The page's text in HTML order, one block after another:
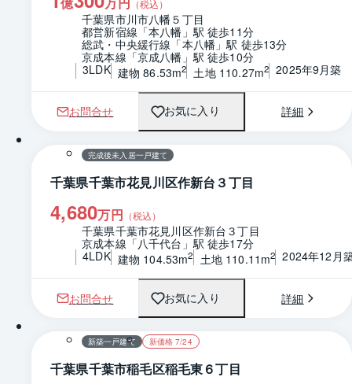
（税込）
千葉県市川市八幡５丁目
都営新宿線「本八幡」駅 徒歩11分
総武・中央緩行線「本八幡」駅 徒歩13分
京成本線「京成八幡」駅 徒歩10分
3LDK 建物 86.53m2 土地 110.27m2 2025年9月築
お問合せ お気に入り 詳細
1 / 0 間取り
完成後未入居一戸建て
千葉県千葉市花見川区作新台３丁目
4,680万円 （税込）
千葉県千葉市花見川区作新台３丁目
京成本線「八千代台」駅 徒歩17分
4LDK 建物 104.53m2 土地 110.11m2 2024年12月
お問合せ お気に入り 詳細
1 / 0 間取り
新築一戸建て 新価格 7/24
千葉県千葉市稲毛区稲毛東６丁目